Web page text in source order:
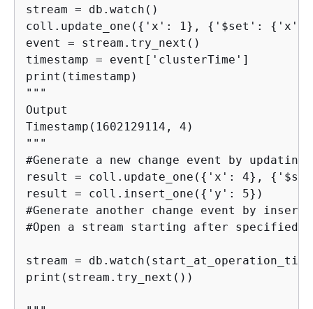
stream = db.watch()
coll.update_one( { 'x': 1}, { '$set': { 'x':
event = stream.try_next()
timestamp = event['clusterTime']
print(timestamp)
"""
Output
Timestamp(1602129114, 4)
"""
#Generate a new change event by updating
result = coll.update_one( { 'x': 4}, {
result = coll.insert_one( { 'y': 5})
#Generate another change event by
#Open a stream starting after specified
stream =
print(stream.try_next())